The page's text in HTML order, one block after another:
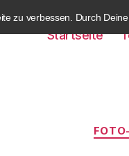
zu verbessen. Durch
Startseite